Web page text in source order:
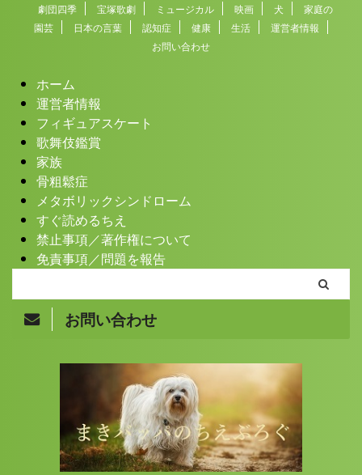
劇団四季 宝塚歌劇 ミュージカル 映画 犬
家庭の
園芸
日本の言葉 認知症 健康 生活
運営者情報
お問い合わせ
ホーム
運営者情報
フィギュアスケート
歌舞伎鑑賞
家族
骨粗鬆症
メタボリックシンドローム
すぐ読めるちえ
禁止事項／著作権について
免責事項／問題を報告
お問い合わせ
Copyright© まきバッパのちえぶろぐ , 2026 All Rights
Reserved.